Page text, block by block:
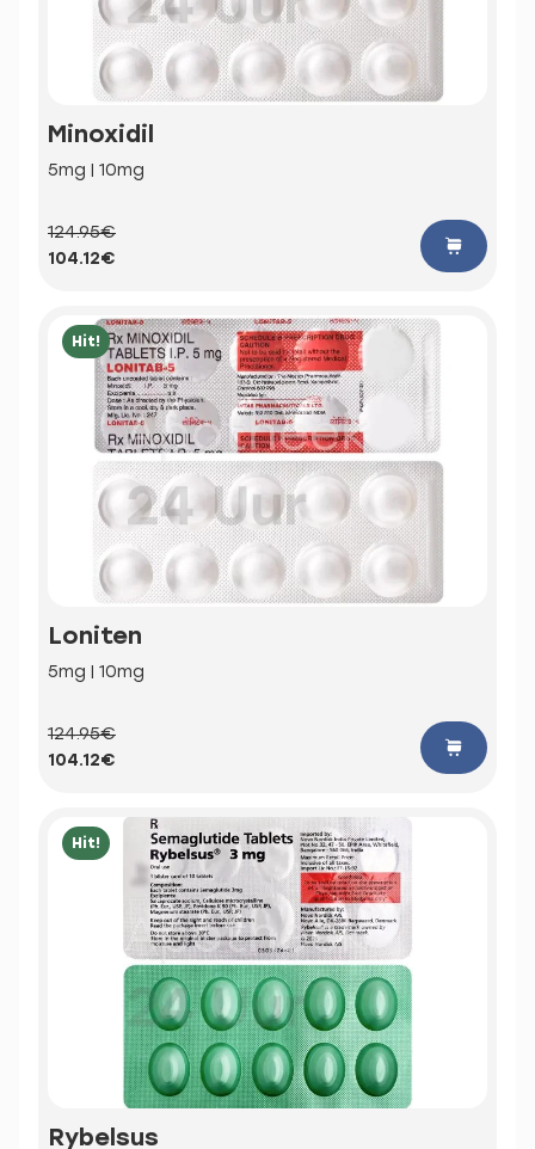
Minoxidil
5mg | 10mg
124.95€
104.12€
Hit!
Loniten
5mg | 10mg
124.95€
104.12€
Hit!
Rybelsus